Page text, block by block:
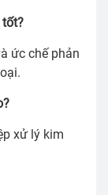
tốt?
ức chế phản
xử lý kim